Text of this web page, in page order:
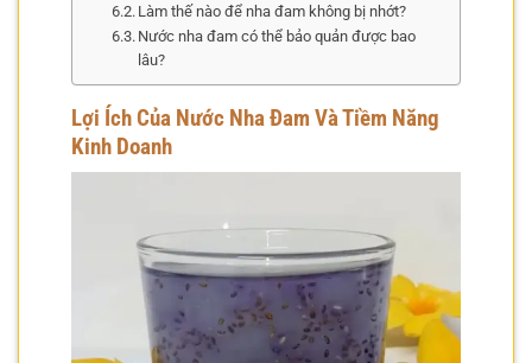
Làm thế nào để nha đam không bị nhớt?
Nước nha đam có thể bảo quản được bao
lâu?
Lợi Ích Của Nước Nha Đam Và Tiềm Năng
Kinh Doanh